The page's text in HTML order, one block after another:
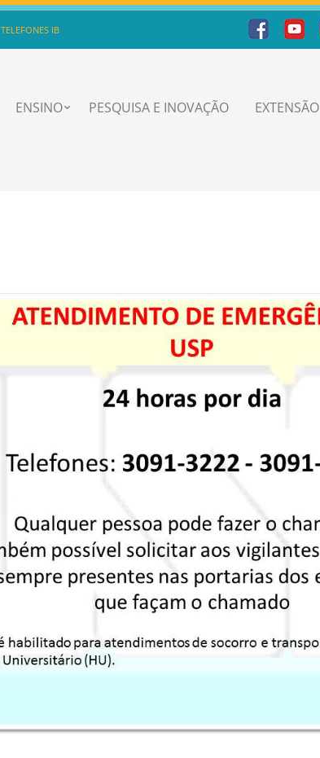
TELEFONES IB
ENSINO PESQUISA E INOVAÇÃO EXTENSÃO